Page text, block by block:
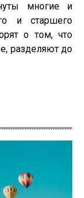
многие и
и старшего
о том, что
разделяют до